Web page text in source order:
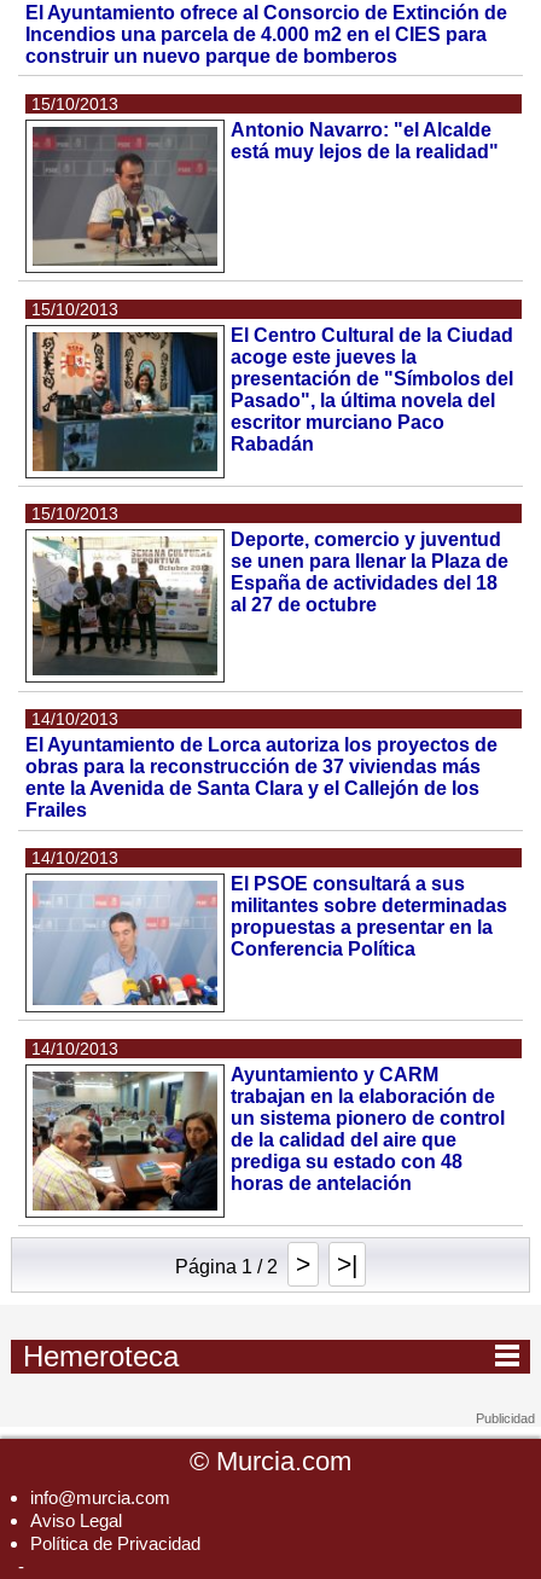
El Ayuntamiento ofrece al Consorcio de Extinción de
Incendios una parcela de 4.000 m2 en el CIES para
construir un nuevo parque de bomberos
15/10/2013
Antonio Navarro: "el Alcalde
está muy lejos de la realidad"
15/10/2013
El Centro Cultural de la Ciudad
acoge este jueves la
presentación de "Símbolos del
Pasado", la última novela del
escritor murciano Paco
Rabadán
15/10/2013
Deporte, comercio y juventud
se unen para llenar la Plaza de
España de actividades del 18
al 27 de octubre
14/10/2013
El Ayuntamiento de Lorca autoriza los proyectos de
obras para la reconstrucción de 37 viviendas más
ente la Avenida de Santa Clara y el Callejón de los
Frailes
14/10/2013
El PSOE consultará a sus
militantes sobre determinadas
propuestas a presentar en la
Conferencia Política
14/10/2013
Ayuntamiento y CARM
trabajan en la elaboración de
un sistema pionero de control
de la calidad del aire que
prediga su estado con 48
horas de antelación
Página 1 / 2 > >|
Hemeroteca
© Murcia.com
info@murcia.com
Aviso Legal
Política de Privacidad
-